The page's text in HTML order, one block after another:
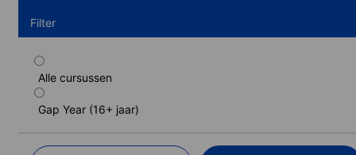
Filter
Alle cursussen
Gap Year (16+ jaar)
Semi-intensieve programma (gastgezin,
tweepersoonskamer)